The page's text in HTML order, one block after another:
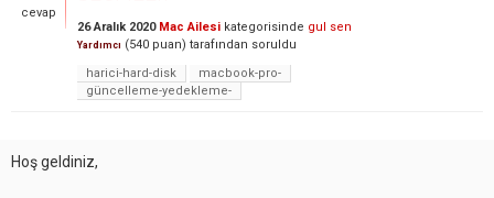
cevap
26 Aralık 2020 Mac Ailesi kategorisinde gul sen
Yardımcı (540 puan) tarafından soruldu
harici-hard-disk
macbook-pro-
güncelleme-yedekleme-
Hoş geldiniz,